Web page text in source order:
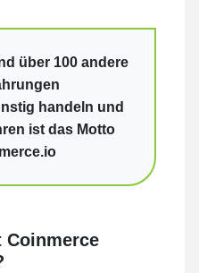
über 100 andere
handeln und
ist das Motto
Coinmerce